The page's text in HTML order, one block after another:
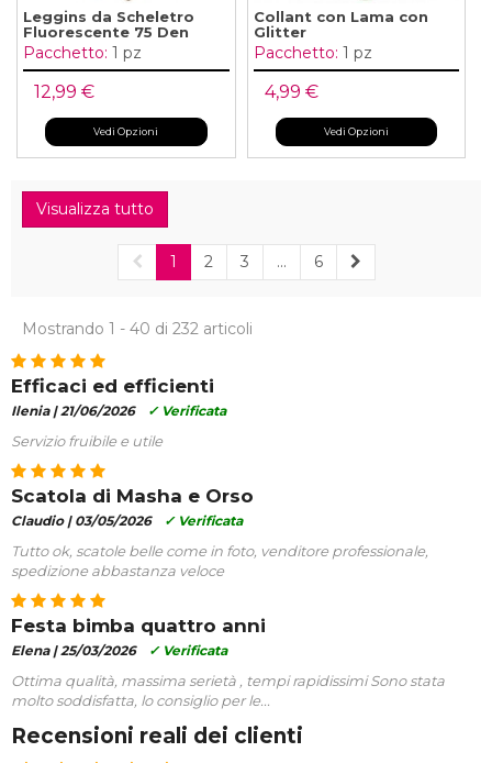
Leggins da Scheletro
Fluorescente 75 Den
Pacchetto: 1 pz
12,99 €
Vedi Opzioni
Collant con Lama con
Glitter
Pacchetto: 1 pz
4,99 €
Vedi Opzioni
Visualizza tutto
1 2 3 ... 6
Mostrando 1 - 40 di 232 articoli
Efficaci ed efficienti
Ilenia |21/06/2026 ✓ Verificata
Servizio fruibile e utile
Scatola di Masha e Orso
Claudio | 03/05/2026 ✓ Verificata
Tutto ok, scatole belle come in foto, venditore professionale,
spedizione abbastanza veloce
Festa bimba quattro anni
Elena |25/03/2026 ✓ Verificata
Ottima qualità, massima serietà , tempi rapidissimi Sono stata
molto soddisfatta, lo consiglio per le...
Recensioni reali dei clienti